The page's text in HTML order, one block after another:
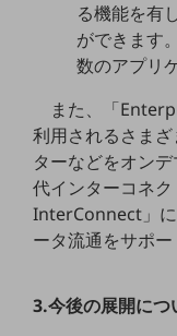
ドコモBiz データ無制限
ケータイプラン
5Gデータプラス
データプラス
IoT向け回線料金
モバイルサービス
端末の一元管理
る機能を有
ができます
数のアプリ
また、「
利用されるさま
ターなどをオン
代インターコネ
InterConnect」
ータ流通をサポー
3.今後の展開につ